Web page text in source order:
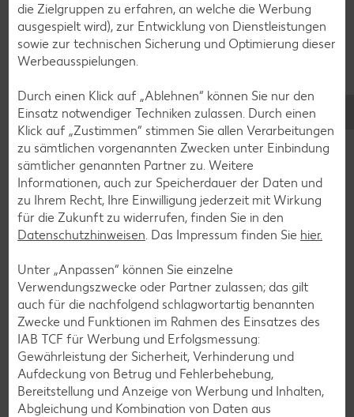
Apfelkuchen-Rezepte
Schokokuchen-Rezepte
Torten-Rezepte
Eis-Rezepte
Pfannkuchen-Rezepte
Plätzchen-Rezepte
Smoothie-Rezepte
Bowle-Rezepte
Cocktail-Rezepte
Avocado-Rezepte
Erdbeer-Rezepte
Blaubeer-Rezepte
Bananen-Rezepte
die Zielgruppen zu erfahren, an welche die Werbung
ausgespielt wird), zur Entwicklung von Dienstleistungen
sowie zur technischen Sicherung und Optimierung dieser
Werbeausspielungen.
Durch einen Klick auf „Ablehnen“ können Sie nur den
Einsatz notwendiger Techniken zulassen. Durch einen
Klick auf „Zustimmen“ stimmen Sie allen Verarbeitungen
zu sämtlichen vorgenannten Zwecken unter Einbindung
sämtlicher genannten Partner zu. Weitere
Informationen, auch zur Speicherdauer der Daten und
zu Ihrem Recht, Ihre Einwilligung jederzeit mit Wirkung
für die Zukunft zu widerrufen, finden Sie in den
Datenschutzhinweisen. Das Impressum finden Sie hier.
Unter „Anpassen“ können Sie einzelne
Verwendungszwecke oder Partner zulassen; das gilt
auch für die nachfolgend schlagwortartig benannten
Zwecke und Funktionen im Rahmen des Einsatzes des
IAB TCF für Werbung und Erfolgsmessung:
Gewährleistung der Sicherheit, Verhinderung und
Aufdeckung von Betrug und Fehlerbehebung,
Bereitstellung und Anzeige von Werbung und Inhalten,
Abgleichung und Kombination von Daten aus